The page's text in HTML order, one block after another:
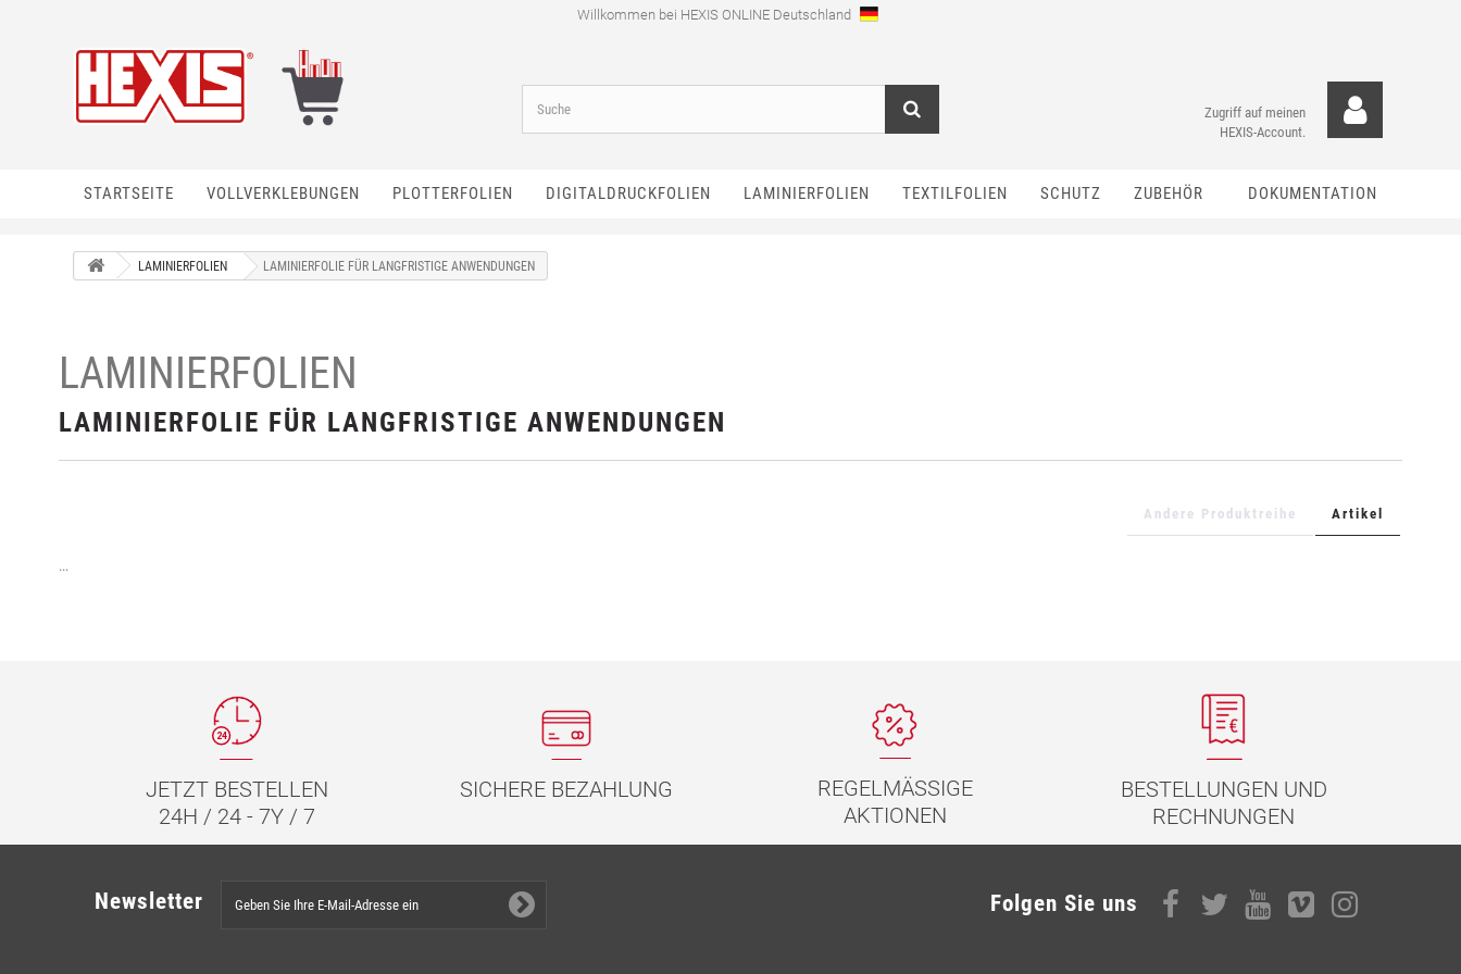
Willkommen bei HEXIS ONLINE Deutschland
Zugriff auf meinen
HEXIS-Account.
STARTSEITE VOLLVERKLEBUNGEN PLOTTERFOLIEN DIGITALDRUCKFOLIEN LAMINIERFOLIEN TEXTILFOLIEN SCHUTZ ZUBEHÖR DOKUMENTATION
LAMINIERFOLIEN LAMINIERFOLIE FÜR LANGFRISTIGE ANWENDUNGEN
LAMINIERFOLIEN
LAMINIERFOLIE FÜR LANGFRISTIGE ANWENDUNGEN
Artikel
Andere Produktreihe
...
JETZT BESTELLEN
24H / 24 - 7Y / 7
SICHERE BEZAHLUNG
REGELMÄSSIGE
AKTIONEN
BESTELLUNGEN UND
RECHNUNGEN
Newsletter Folgen Sie uns